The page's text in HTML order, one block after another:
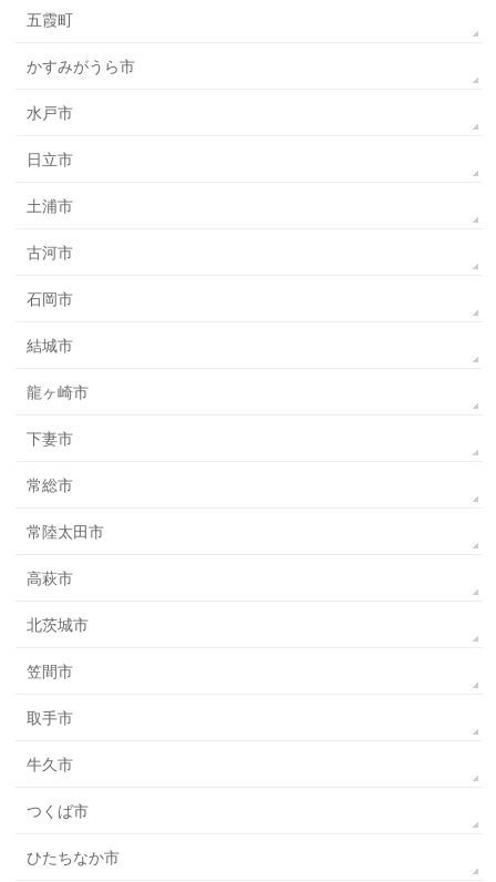
五霞町
かすみがうら市
水戸市
日立市
土浦市
古河市
石岡市
結城市
龍ヶ崎市
下妻市
常総市
常陸太田市
高萩市
北茨城市
笠間市
取手市
牛久市
つくば市
ひたちなか市